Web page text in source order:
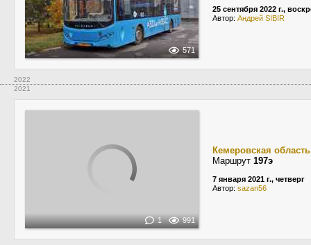
571
25 сентября 2022 г.,
Автор: Андрей SIBIR
2022
2021
1 991
Кемеровская
Маршрут 197э
7 января 2021 г., четверг
Автор: sazan56